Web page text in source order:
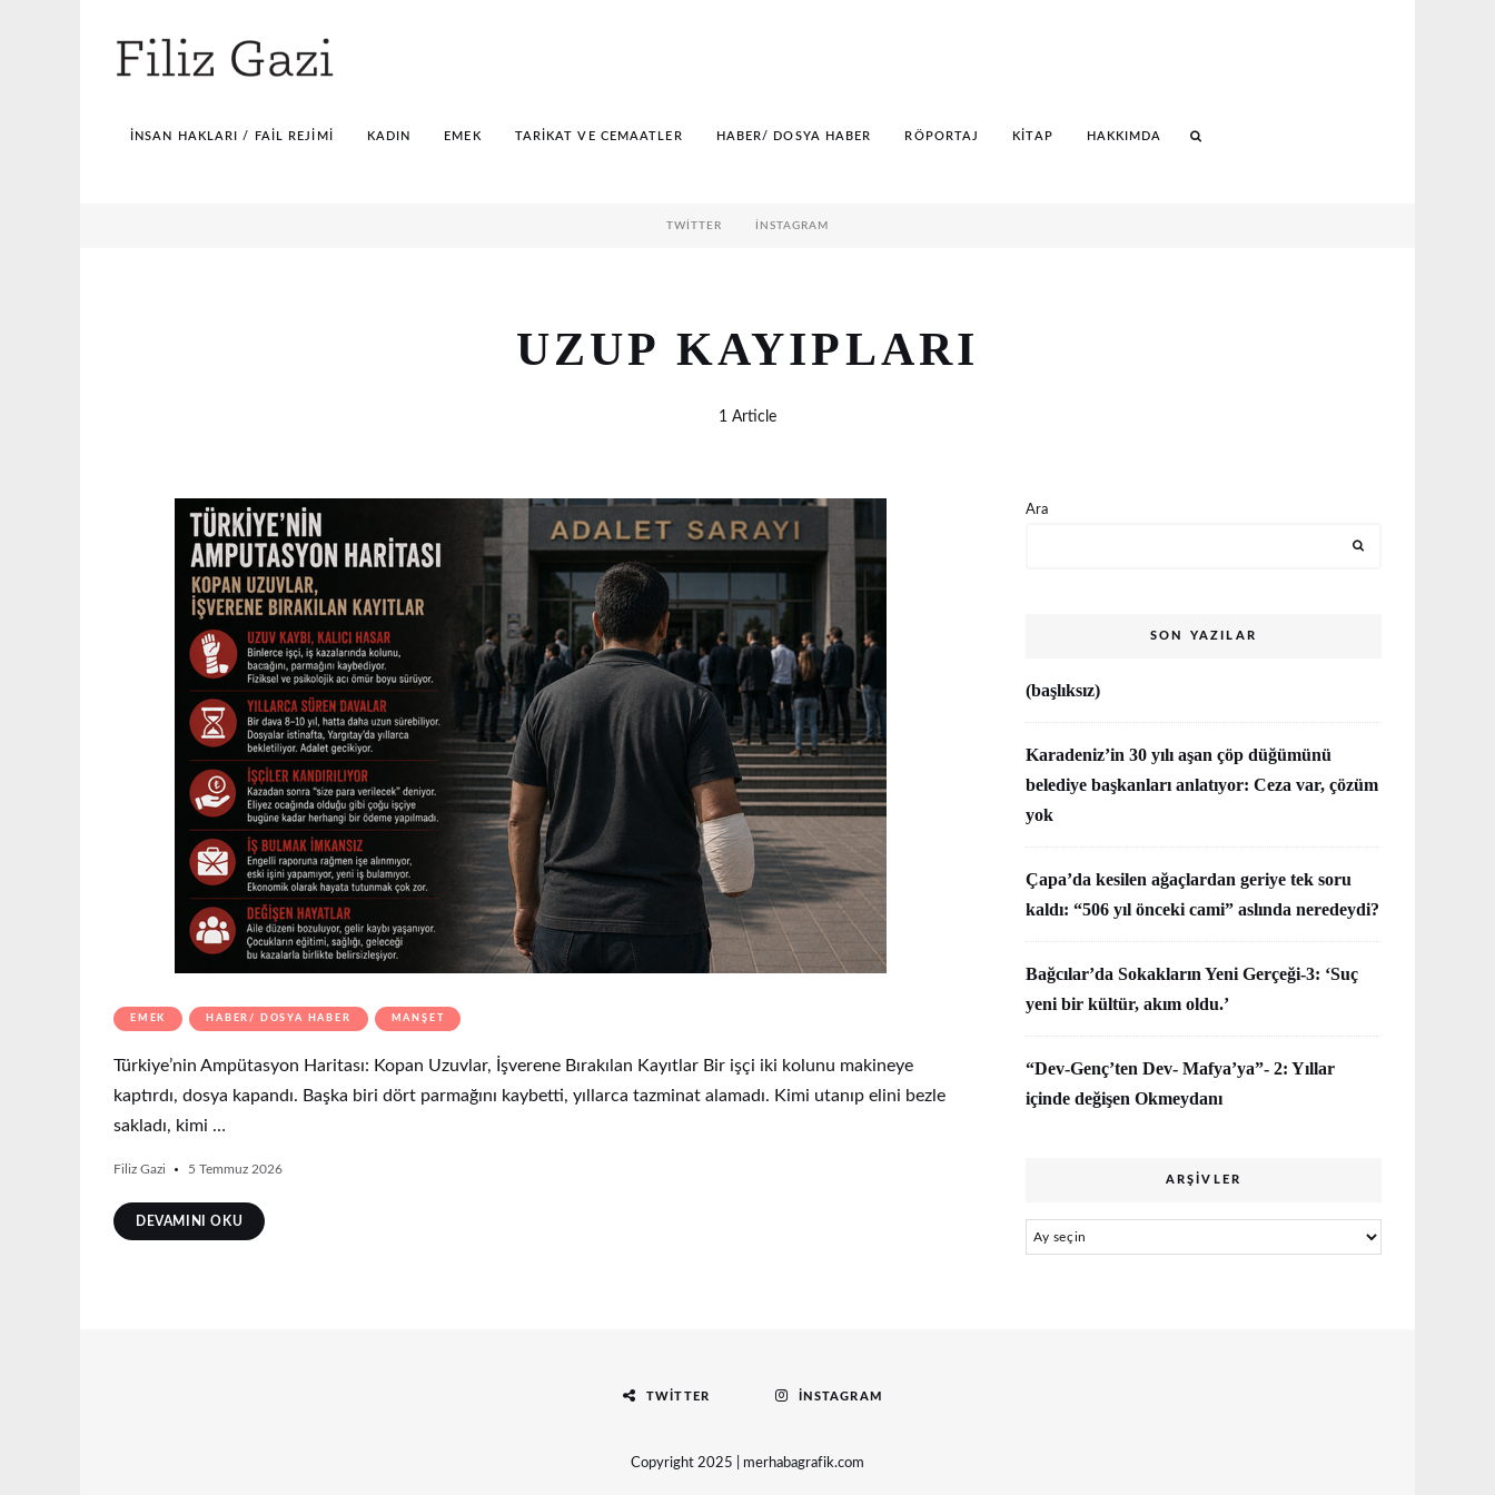
İNSAN HAKLARI / FAIL REJIMI KADIN EMEK TARIKAT VE CEMAATLER HABER/ DOSYA HABER RÖPORTAJ KITAP HAKKIMDA
TWITTER İNSTAGRAM
UZUP KAYIPLARI
1 Article
EMEK HABER/ DOSYA HABER MANŞET
Türkiye’nin Ampütasyon Haritası: Kopan Uzuvlar, İşverene Bırakılan Kayıtlar Bir işçi iki kolunu makineye
kaptırdı, dosya kapandı. Başka biri dört parmağını kaybetti, yıllarca tazminat alamadı. Kimi utanıp elini bezle
sakladı, kimi …
Filiz Gazi 5 Temmuz 2026
DEVAMINI OKU
Ara
SON YAZILAR
(başlıksız)
Karadeniz’in 30 yılı aşan çöp düğümünü
belediye başkanları anlatıyor: Ceza var, çözüm
yok
Çapa’da kesilen ağaçlardan geriye tek soru
kaldı: “506 yıl önceki cami” aslında neredeydi?
Bağcılar’da Sokakların Yeni Gerçeği-3: ‘Suç
yeni bir kültür, akım oldu.’
“Dev-Genç’ten Dev- Mafya’ya”- 2: Yıllar
içinde değişen Okmeydanı
ARŞIVLER
Arşivler
TWITTER İNSTAGRAM
Copyright 2025 | merhabagrafik.com